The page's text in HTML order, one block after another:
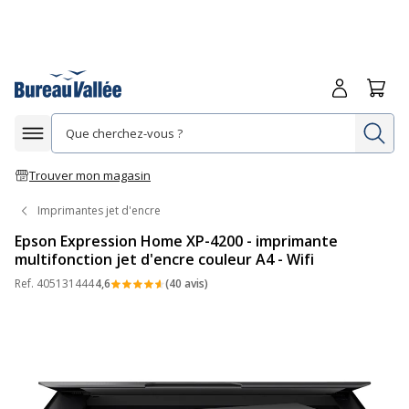
Afficher la navigation
Trouver mon magasin
Me
Imprimantes jet d'encre
Epson Expression Home XP-4200 - imprimante
multifonction jet d'encre couleur A4 - Wifi
Ref. 4051314444,6 (40 avis)